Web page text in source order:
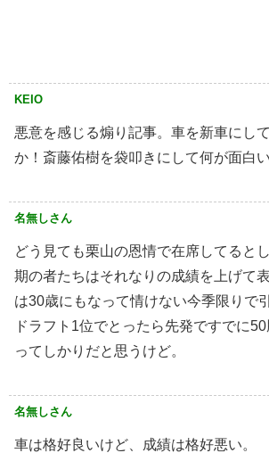
KEIO
悪意を感じる煽り記事。車を新車にし
か！斎藤佑樹を袋叩きにして何が面白い
名無しさん
どう見ても栗山の恩情で在席してると
期の者たちはそれなりの成績を上げて
は30歳にもなって情けない今季限りで
ドラフト1位でとったら先発ですでに
ってしかりだと思うけど。
名無しさん
車は格好良いけど、成績は格好悪い。